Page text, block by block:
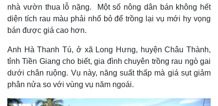
nhà vườn thua lỗ nặng. Một số nông dân bán không hết
diện tích rau màu phải nhổ bỏ để trồng lại vụ mới hy vọng
bán được giá cao hơn.
Anh Hà Thanh Tú, ở xã Long Hưng, huyện Châu Thành,
tỉnh Tiền Giang cho biết, gia đình chuyên trồng rau ngò gai
dưới chân ruộng. Vụ này, năng suất thấp mà giá sụt giảm
phân nửa so với vùng vụ năm ngoái.